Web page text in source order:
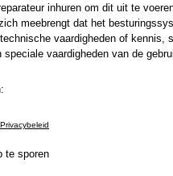
inhuren om dit uit te
meebrengt dat het
vaardigheden of kennis,
vaardigheden van de
Privacybeleid
te sporen